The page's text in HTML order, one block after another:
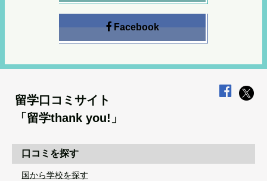
Facebook
留学口コミサイト
「留学thank you!」
口コミを探す
国から学校を探す